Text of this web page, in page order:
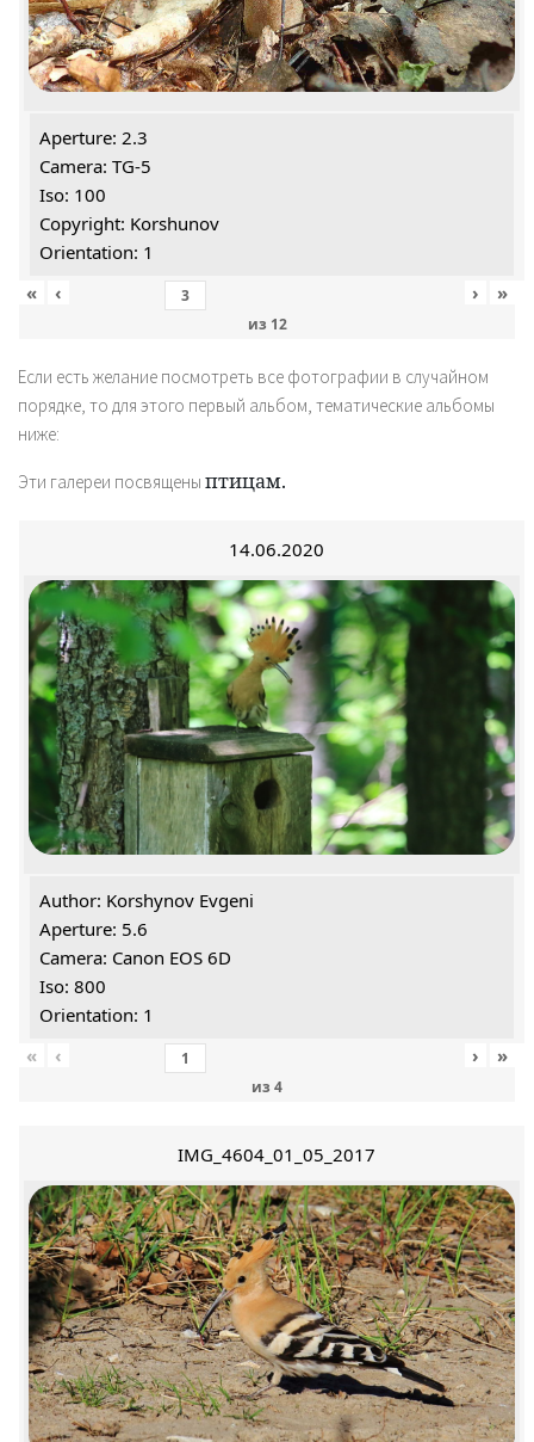
Aperture: 2.3
Camera: TG-5
Iso: 100
Copyright: Korshunov
Orientation: 1
«
‹
из 12
› »
Если есть желание посмотреть все фотографии в случайном
порядке, то для этого первый альбом, тематические альбомы
ниже:
Эти галереи посвящены птицам.
14.06.2020
Author: Korshynov Evgeni
Aperture: 5.6
Camera: Canon EOS 6D
Iso: 800
Orientation: 1
«
‹
из 4
› »
IMG_4604_01_05_2017